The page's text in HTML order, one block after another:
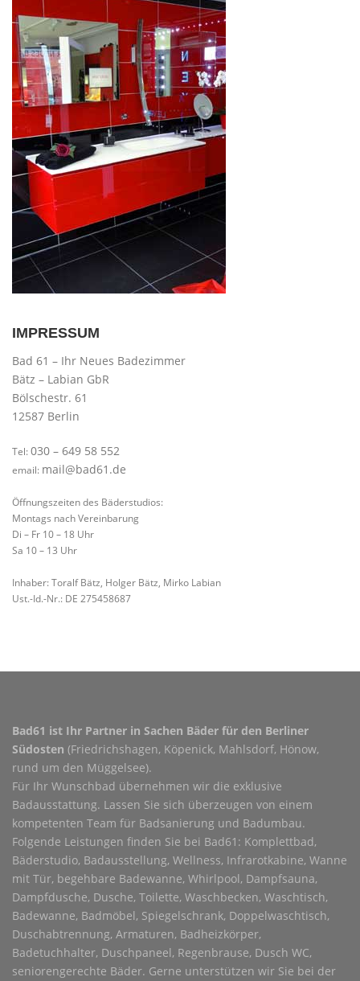
IMPRESSUM
Bad 61 – Ihr Neues Badezimmer
Bätz – Labian GbR
Bölschestr. 61
12587 Berlin
Tel:030 – 649 58 552
email: mail@bad61.de
Öffnungszeiten des Bäderstudios:
Montags nach Vereinbarung
Di – Fr 10 – 18 Uhr
Sa 10 – 13 Uhr
Inhaber: Toralf Bätz, Holger Bätz, Mirko Labian
Ust.-Id.-Nr.: DE 275458687
Bad61 ist Ihr Partner in Sachen Bäder für den Berliner
Südosten (Friedrichshagen, Köpenick, Mahlsdorf, Hönow,
rund um den Müggelsee).
Für Ihr Wunschbad übernehmen wir die exklusive
Badausstattung. Lassen Sie sich überzeugen von einem
kompetenten Team für Badsanierung und Badumbau.
Folgende Leistungen finden Sie bei Bad61: Komplettbad,
Bäderstudio, Badausstellung, Wellness, Infrarotkabine, Wanne
mit Tür, begehbare Badewanne, Whirlpool, Dampfsauna,
Dampfdusche, Dusche, Toilette, Waschbecken, Waschtisch,
Badewanne, Badmöbel, Spiegelschrank, Doppelwaschtisch,
Duschabtrennung, Armaturen, Badheizkörper,
Badetuchhalter, Duschpaneel, Regenbrause, Dusch WC,
seniorengerechte Bäder. Gerne unterstützen wir Sie bei der